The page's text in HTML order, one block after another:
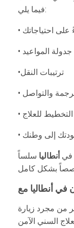
فيما يلي:
على احتياجاتك
• جدولة المواعيد
•ترتيبات النقل
والتواصل
• التخطيط للعلاج
عودتك إلى وطنك
في أنطاليا سلساً
من مجرد زيارة
السني الآمن